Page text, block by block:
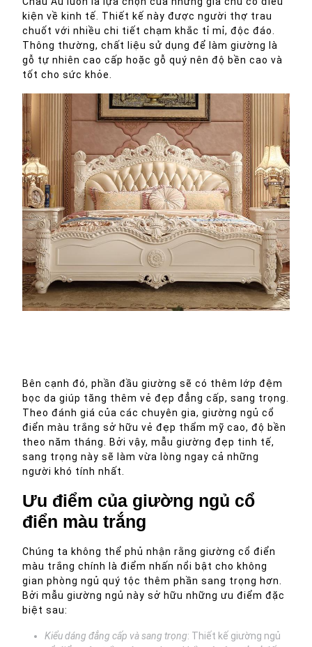
kiện về kinh tế. Thiết kế này được người thợ trau
chuốt với nhiều chi tiết chạm khắc tỉ mỉ, độc đáo.
Thông thường, chất liệu sử dụng để làm giường là
gỗ tự nhiên cao cấp hoặc gỗ quý nên độ bền cao và
tốt cho sức khỏe.
Bên cạnh đó, phần đầu giường sẽ có thêm lớp đệm
bọc da giúp tăng thêm vẻ đẹp đẳng cấp, sang trọng.
Theo đánh giá của các chuyên gia, giường ngủ cổ
điển màu trắng sở hữu vẻ đẹp thẩm mỹ cao, độ bền
theo năm tháng. Bởi vậy, mẫu giường đẹp tinh tế,
sang trọng này sẽ làm vừa lòng ngay cả những
người khó tính nhất.
Ưu điểm của giường ngủ cổ
điển màu trắng
Chúng ta không thể phủ nhận rằng giường cổ điển
màu trắng chính là điểm nhấn nổi bật cho không
gian phòng ngủ quý tộc thêm phần sang trọng hơn.
Bởi mẫu giường ngủ này sở hữu những ưu điểm đặc
biệt sau:
Kiểu dáng đẳng cấp và sang trọng: Thiết kế giường ngủ